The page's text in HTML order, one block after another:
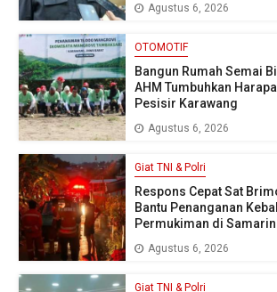
Agustus 6, 2026
OTOMOTIF
Bangun Rumah Semai
AHM Tumbuhkan
Pesisir Karawang
Agustus 6, 2026
Giat TNI & Polri
Respons Cepat Sat
Bantu Penanganan
Permukiman di
Agustus 6, 2026
Giat TNI & Polri